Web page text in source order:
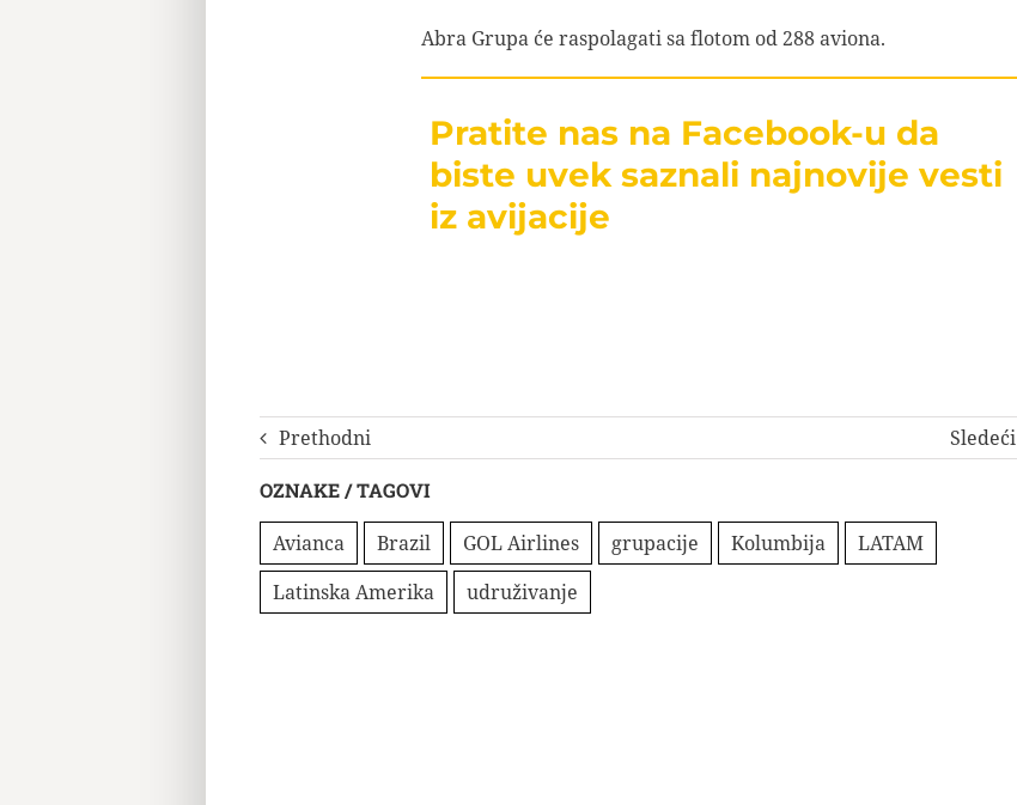
Abra Grupa će raspolagati sa flotom od 288 aviona.
Pratite nas na Facebook-u da
biste uvek saznali najnovije vesti
iz avijacije
Prethodni Sledeći
OZNAKE / TAGOVI
Avianca Brazil GOL Airlines grupacije Kolumbija
LATAM
Latinska Amerika
udruživanje